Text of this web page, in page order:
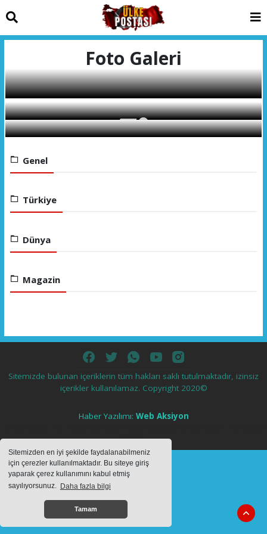
Sitemizden en iyi şekilde faydalanabilmeniz
için çerezler kullanılmaktadır. Bu siteye giriş
yaparak çerez kullanımını kabul etmiş
sayılıyorsunuz. Daha fazla bilgi
Tamam
Foto Galeri
Genel
Türkiye
Dünya
Magazin
Sitemizde bulunan içeriklerin tüm hakları saklı tutulmaktadır, izinsiz
içerikler kullanılamaz. Copyright 2020©
Haber Yazılımı: Web Aksiyon
script